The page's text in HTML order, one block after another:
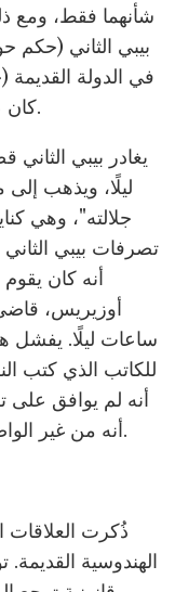
شأنهما فقط، ومع
كان على عَلاقة بأحد ضباطه وهو ساسينيت.
يغادر بيبي
ليلًا، ويذهب
جلالته"، وهي
تصرفات بيبي
أنه كان يقوم
أوزيريس،
ساعات ليلًا. يفشل
للكاتب الذي كتب
أنه لم يوافق على
أنه من غير الواضح ما إذا كان قد رفض العَلاقة الفعلية.
ذُكرت
الهندوسية